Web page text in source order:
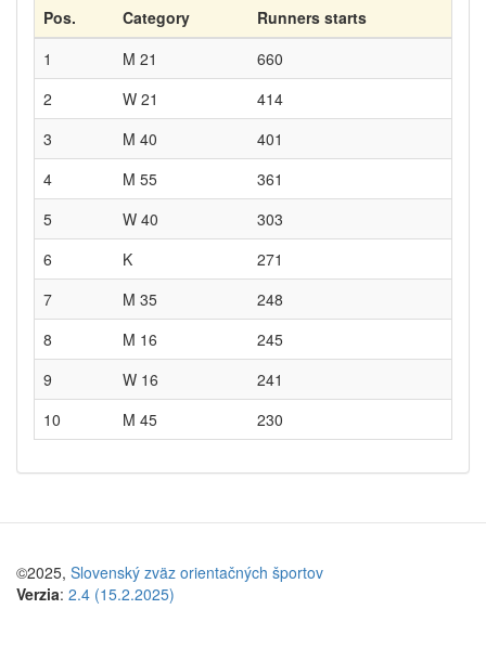
Pos. Category
Runners starts
1
M 21
660
2
W 21
414
3
M 40
401
4
M 55
361
5
W 40
303
6
K
271
7
M 35
248
8
M 16
245
9
W 16
241
10
M 45 230
©2025, Slovenský zväz orientačných športov
Verzia: 2.4 (15.2.2025)